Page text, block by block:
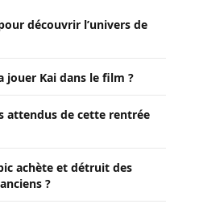
découvrir l’univers de
jouer Kai dans le film ?
attendus de cette rentrée
achète et détruit des
?